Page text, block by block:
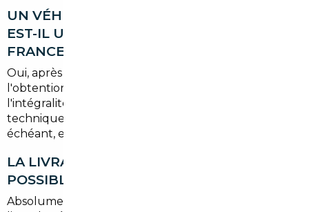
UN VÉHICULE IMPORTÉ D'ALLEMAGNE
EST-IL UTILISABLE DIRECTEMENT EN
FRANCE ?
Oui, après les démarches d'homologation et
l'obtention d'une carte grise française. Nous gérons
l'intégralité de ces formalités pour vous : contrôle
technique si nécessaire, réception à titre isolé le cas
échéant, et immatriculation définitive.
LA LIVRAISON À DRAVEIL EST-ELLE
POSSIBLE ?
Absolument. Selon l'option choisie, nous pouvons